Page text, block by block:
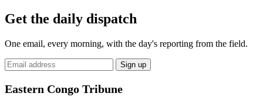
Get the daily dispatch
One email, every morning, with the day's reporting from the field.
Email
address
Sign up
Eastern Congo Tribune